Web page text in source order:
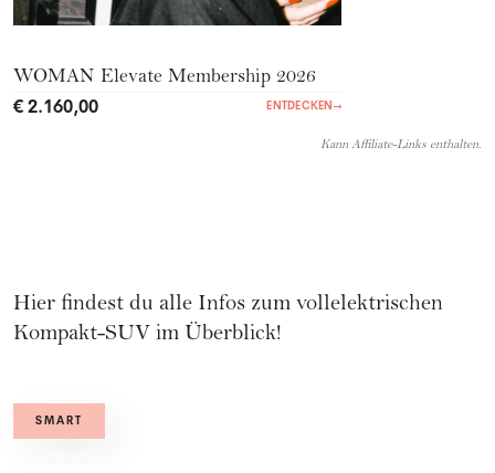
WOMAN Elevate Membership 2026
€ 2.160,00 ENTDECKEN→
Kann Affiliate-Links enthalten.
Hier findest du alle Infos zum vollelektrischen
Kompakt-SUV im Überblick!
SMART